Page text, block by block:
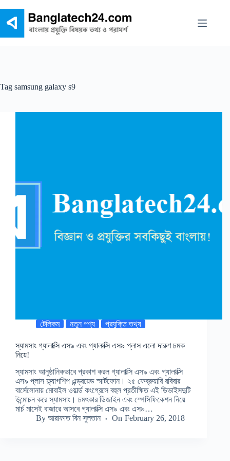
content
Tag samsung galaxy s9
টেলিকম নতুন পণ্য প্রযুক্তি তথ্য
স্যামসাং গ্যালাক্সি এস৯ এবং গ্যালাক্সি এস৯ প্লাস এলো দারুণ চমক
নিয়ে!
স্যামসাং আনুষ্ঠানিকভাবে প্রকাশ করল গ্যালাক্সি এস৯ এবং গ্যালাক্সি
এস৯ প্লাস ফ্ল্যাগশিপ এন্ড্রয়েড স্মার্টফোন। ২৫ ফেব্রুয়ারি রবিবার
বার্সেলোনায় মোবাইল ওয়ার্ল্ড কংগ্রেসে বহুল প্রতীক্ষিত এই ডিভাইসদুটি
উন্মোচন করে স্যামসাং। চমৎকার ডিজাইন এবং স্পেসিফিকেশন নিয়ে
মার্চ মাসেই বাজারে আসবে গ্যালাক্সি এস৯ এবং এস৯…
By আরাফাত বিন সুলতান On February 26, 2018